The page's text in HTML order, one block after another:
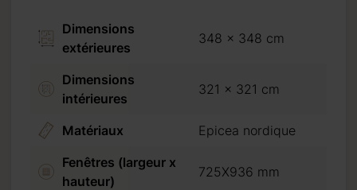
Dimensions
extérieures
348 x 348 cm
Dimensions
intérieures
321 x 321 cm
Matériaux
Epicea nordique
Fenêtres (largeur x
hauteur)
725X936 mm